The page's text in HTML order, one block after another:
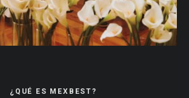
¿QUÉ ES MEXBEST?